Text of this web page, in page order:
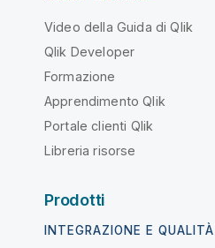
Video della Guida di Qlik
Qlik Developer
Formazione
Apprendimento Qlik
Portale clienti Qlik
Libreria risorse
Prodotti
INTEGRAZIONE E